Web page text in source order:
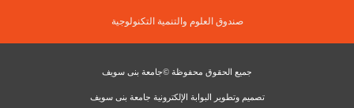
صندوق العلوم والتنمية التكنولوجية
جميع الحقوق محفوظة ©جامعة بنى سويف
تصميم وتطوير البوابة الإلكترونية جامعة بنى سويف